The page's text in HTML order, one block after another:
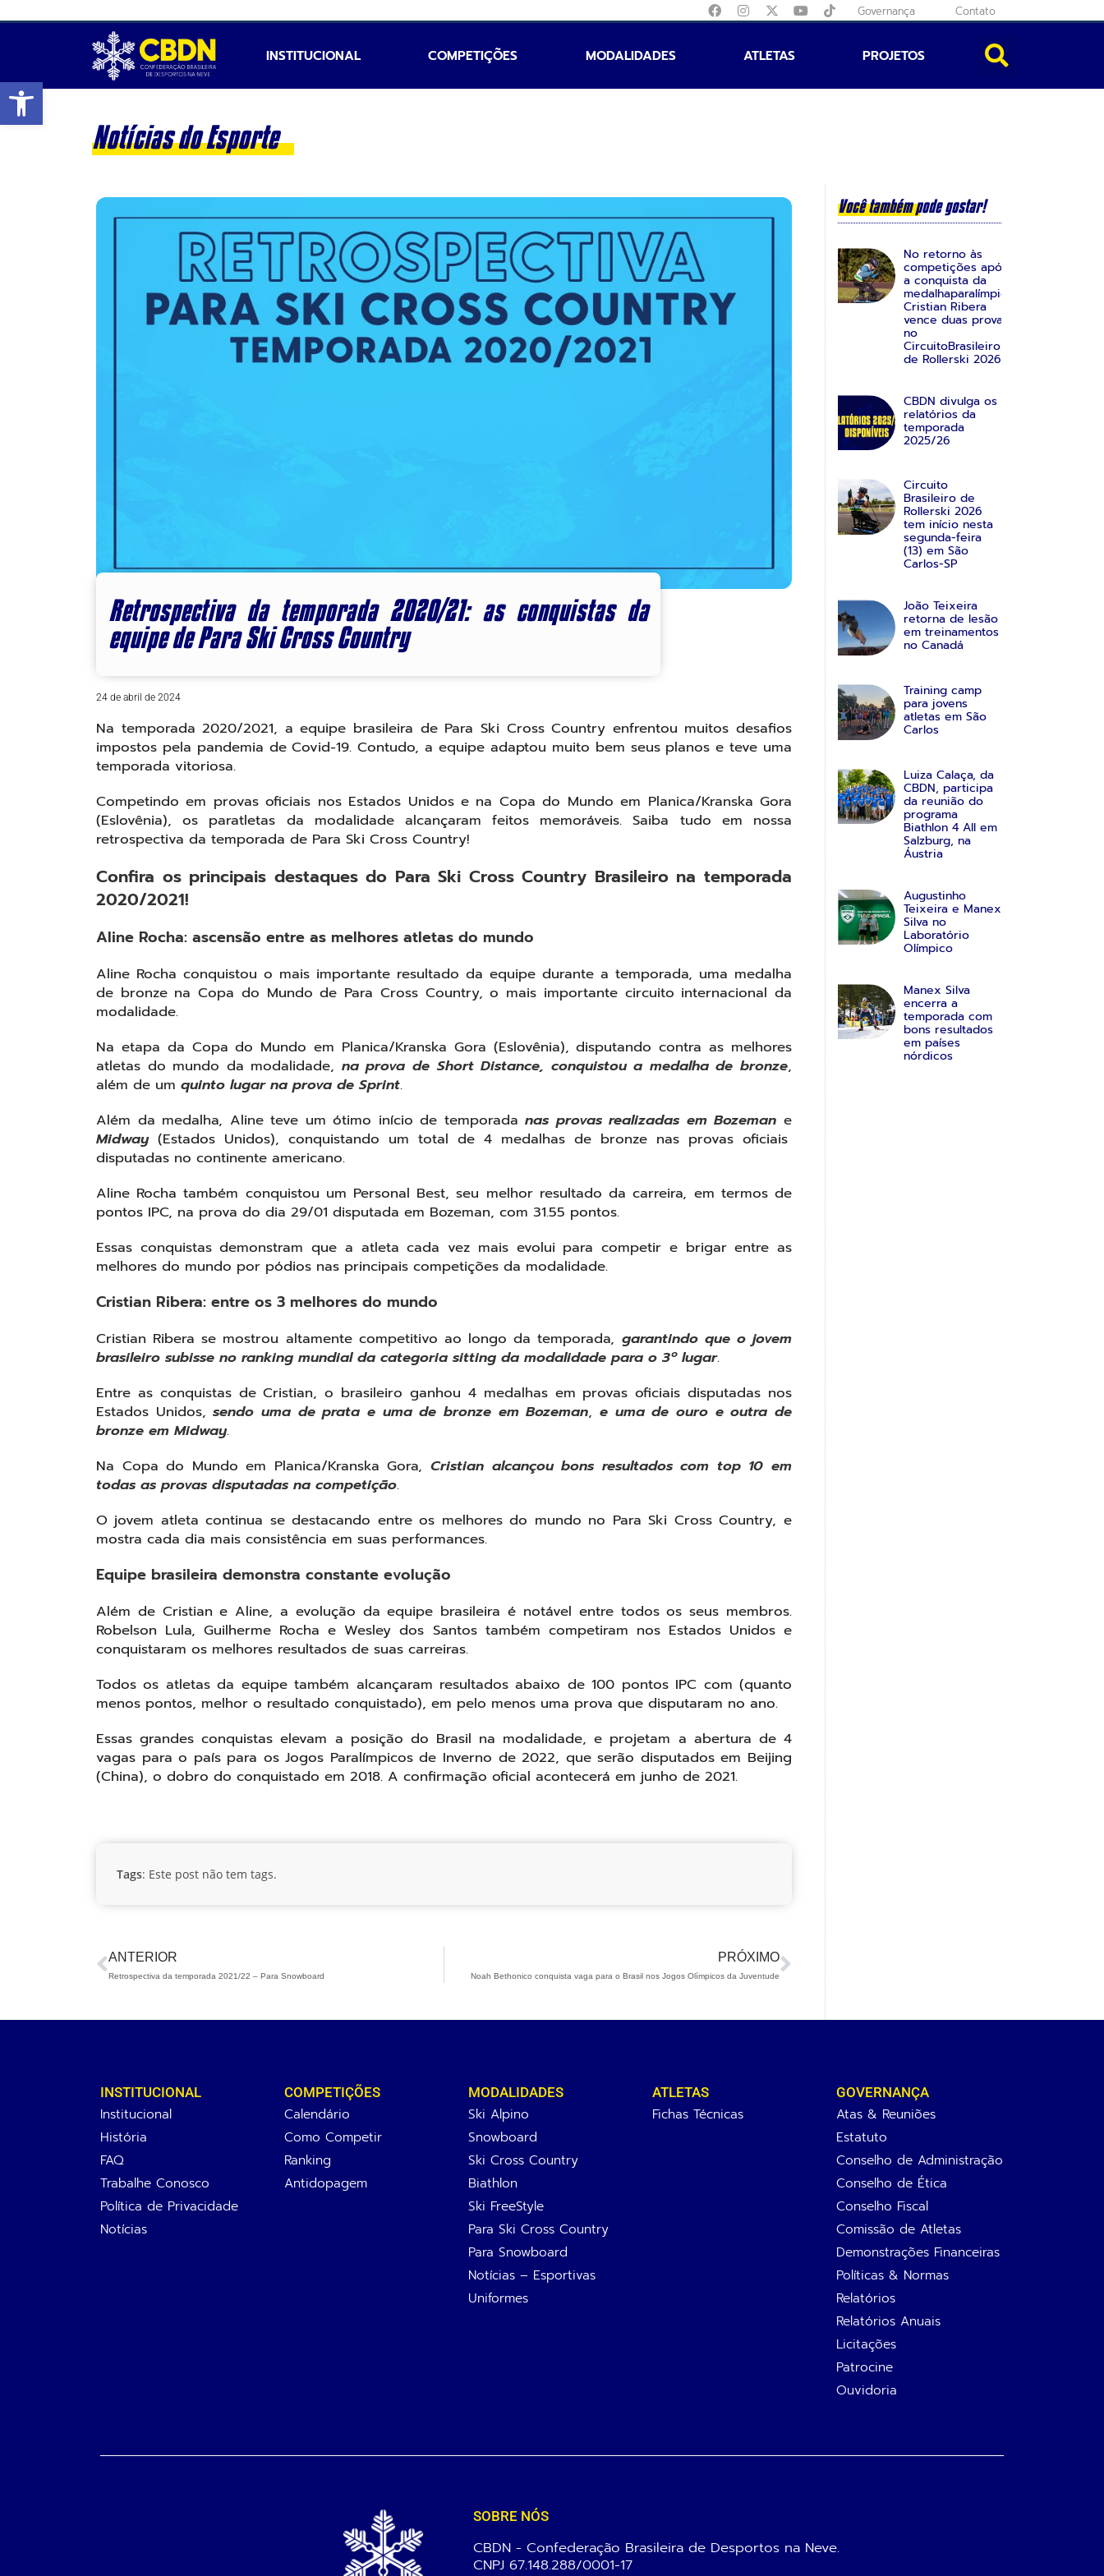
Abrir a barra de ferramentas
Governança Contato
INSTITUCIONAL COMPETIÇÕES MODALIDADES ATLETAS PROJETOS
Notícias do Esporte
Retrospectiva da temporada 2020/21: as conquistas da
equipe de Para Ski Cross Country
24 de abril de 2024
Na temporada 2020/2021, a equipe brasileira de Para Ski Cross Country enfrentou muitos desafios
impostos pela pandemia de Covid-19. Contudo, a equipe adaptou muito bem seus planos e teve uma
temporada vitoriosa.
Competindo em provas oficiais nos Estados Unidos e na Copa do Mundo em Planica/Kranska Gora
(Eslovênia), os paratletas da modalidade alcançaram feitos memoráveis. Saiba tudo em nossa
retrospectiva da temporada de Para Ski Cross Country!
Confira os principais destaques do Para Ski Cross Country Brasileiro na temporada
2020/2021!
Aline Rocha: ascensão entre as melhores atletas do mundo
Aline Rocha conquistou o mais importante resultado da equipe durante a temporada, uma medalha
de bronze na Copa do Mundo de Para Cross Country, o mais importante circuito internacional da
modalidade.
Na etapa da Copa do Mundo em Planica/Kranska Gora (Eslovênia), disputando contra as melhores
atletas do mundo da modalidade, na prova de Short Distance, conquistou a medalha de bronze,
além de um quinto lugar na prova de Sprint.
Além da medalha, Aline teve um ótimo início de temporadanas provas realizadas em Bozeman e
Midway(Estados Unidos), conquistando um total de 4 medalhas de bronze nas provas oficiais
disputadas no continente americano.
Aline Rocha também conquistou um Personal Best, seu melhor resultado da carreira, em termos de
pontos IPC, na prova do dia 29/01 disputada em Bozeman, com 31.55 pontos.
Essas conquistas demonstram que a atleta cada vez mais evolui para competir e brigar entre as
melhores do mundo por pódios nas principais competições da modalidade.
Cristian Ribera: entre os 3 melhores do mundo
Cristian Ribera se mostrou altamente competitivo ao longo da temporada, garantindo que o jovem
brasileiro subisse no ranking mundial da categoria sitting da modalidade para o 3º lugar.
Entre as conquistas de Cristian, o brasileiro ganhou 4 medalhas em provas oficiais disputadas nos
Estados Unidos, sendo uma de prata e uma de bronze em Bozeman, e uma de ouro e outra de
bronze em Midway.
Na Copa do Mundo em Planica/Kranska Gora, Cristian alcançou bons resultados com top 10 em
todas as provas disputadas na competição.
O jovem atleta continua se destacando entre os melhores do mundo no Para Ski Cross Country, e
mostra cada dia mais consistência em suas performances.
Equipe brasileira demonstra constante evolução
Além de Cristian e Aline, a evolução da equipe brasileira é notável entre todos os seus membros.
Robelson Lula, Guilherme Rocha e Wesley dos Santos também competiram nos Estados Unidos e
conquistaram os melhores resultados de suas carreiras.
Todos os atletas da equipe também alcançaram resultados abaixo de 100 pontos IPC com (quanto
menos pontos, melhor o resultado conquistado), em pelo menos uma prova que disputaram no ano.
Essas grandes conquistas elevam a posição do Brasil na modalidade, e projetam a abertura de 4
vagas para o país para os Jogos Paralímpicos de Inverno de 2022, que serão disputados em Beijing
(China), o dobro do conquistado em 2018. A confirmação oficial acontecerá em junho de 2021.
Tags: Este post não tem tags.
ANTERIOR
Retrospectiva da temporada 2021/22 – Para Snowboard
PRÓXIMO
Noah Bethonico conquista vaga para o Brasil nos Jogos Olímpicos da Juventude
Você também pode gostar!
No retorno às
competições após
a conquista da
medalhaparalímpica,
Cristian Ribera
vence duas provas
no
CircuitoBrasileiro
de Rollerski 2026
CBDN divulga os
relatórios da
temporada
2025/26
Circuito
Brasileiro de
Rollerski 2026
tem início nesta
segunda-feira
(13) em São
Carlos-SP
João Teixeira
retorna de lesão
em treinamentos
no Canadá
Training camp
para jovens
atletas em São
Carlos
Luiza Calaça, da
CBDN, participa
da reunião do
programa
Biathlon 4 All em
Salzburg, na
Áustria
Augustinho
Teixeira e Manex
Silva no
Laboratório
Olímpico
Manex Silva
encerra a
temporada com
bons resultados
em países
nórdicos
INSTITUCIONAL
Institucional
História
FAQ
Trabalhe Conosco
Política de Privacidade
Notícias
COMPETIÇÕES
Calendário
Como Competir
Ranking
Antidopagem
MODALIDADES
Ski Alpino
Snowboard
Ski Cross Country
Biathlon
Ski FreeStyle
Para Ski Cross Country
Para Snowboard
Notícias – Esportivas
Uniformes
ATLETAS
Fichas Técnicas
GOVERNANÇA
Atas & Reuniões
Estatuto
Conselho de Administração
Conselho de Ética
Conselho Fiscal
Comissão de Atletas
Demonstrações Financeiras
Políticas & Normas
Relatórios
Relatórios Anuais
Licitações
Patrocine
Ouvidoria
SOBRE NÓS
CBDN - Confederação Brasileira de Desportos na Neve.
CNPJ 67.148.288/0001-17